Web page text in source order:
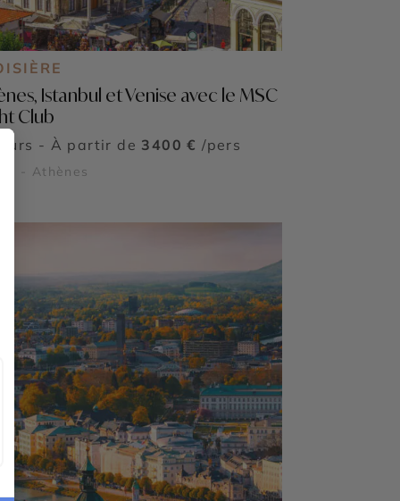
Istanbul et Venise avec le MSC
Club
- À partir de 3400 € /pers
- Athènes